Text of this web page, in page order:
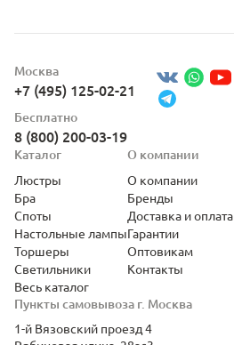
Москва
+7 (495) 125-02-21
Бесплатно
8 (800) 200-03-19
Пункты самовывоза г. Москва
1-й Вязовский проезд 4
Каталог
Люстры
Бра
Споты
Настольные лампы
Торшеры
Светильники
Весь каталог
О компании
О компании
Бренды
Доставка и оплата
Гарантии
Оптовикам
Контакты